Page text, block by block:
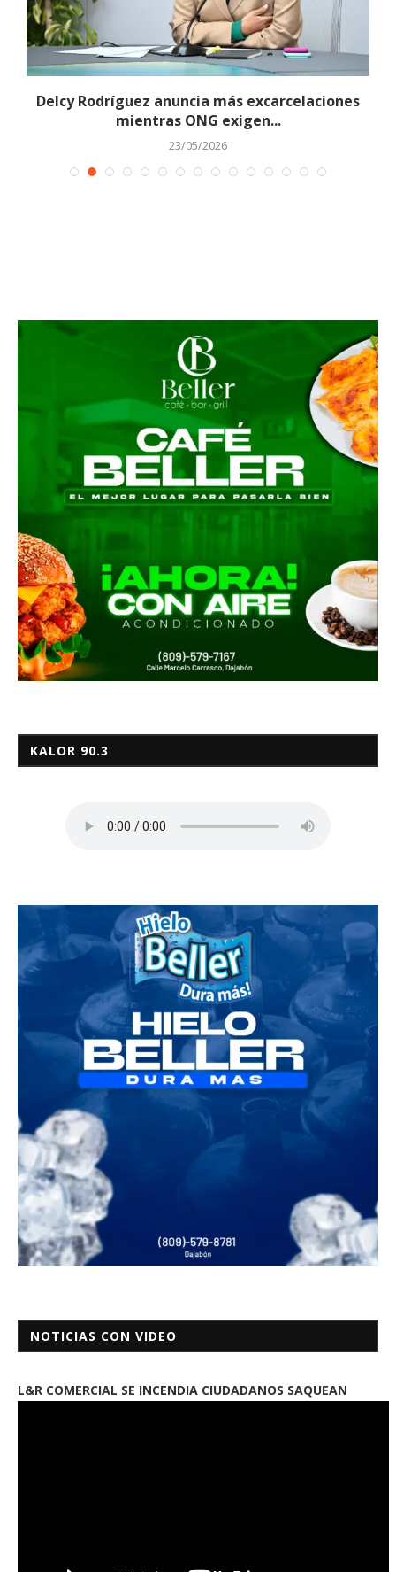
Delcy Rodríguez anuncia más excarcelaciones
mientras ONG exigen...
23/05/2026
KALOR 90.3
NOTICIAS CON VIDEO
L&R COMERCIAL SE INCENDIA CIUDADANOS SAQUEAN